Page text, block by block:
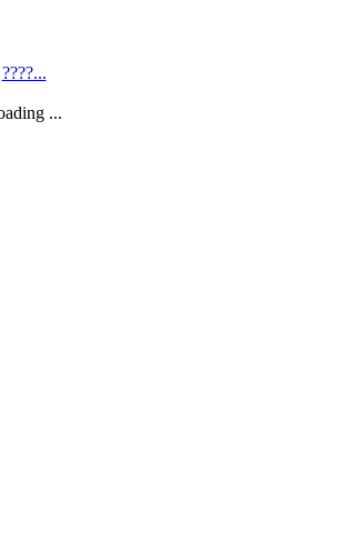
????...
...